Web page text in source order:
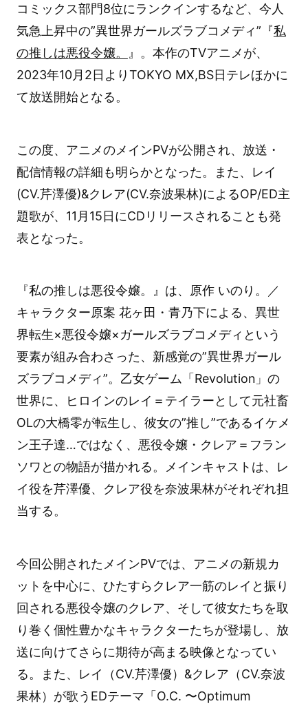
コミックス部門8位にランクインするなど、今人
気急上昇中の”異世界ガールズラブコメディ”『私
の推しは悪役令嬢。
』。本作のTVアニメが、
2023年10月2日よりTOKYO MX,BS日テレほかに
て放送開始となる。
この度、アニメのメインPVが公開され、放送・
配信情報の詳細も明らかとなった。また、レイ
(CV.芹澤優)&クレア(CV.奈波果林)によるOP/ED主
題歌が、11月15日にCDリリースされることも発
表となった。
『私の推しは悪役令嬢。』は、原作 いのり。／
キャラクター原案 花ヶ田・青乃下による、異世
界転生×悪役令嬢×ガールズラブコメディという
要素が組み合わさった、新感覚の”異世界ガール
ズラブコメディ”。乙女ゲーム「Revolution」の
世界に、ヒロインのレイ＝テイラーとして元社畜
OLの大橋零が転生し、彼女の”推し”であるイケメ
ン王子達…ではなく、悪役令嬢・クレア＝フラン
ソワとの物語が描かれる。メインキャストは、レ
イ役を芹澤優、クレア役を奈波果林がそれぞれ担
当する。
今回公開されたメインPVでは、アニメの新規カ
ットを中心に、ひたすらクレア一筋のレイと振り
回される悪役令嬢のクレア、そして彼女たちを取
り巻く個性豊かなキャラクターたちが登場し、放
送に向けてさらに期待が高まる映像となってい
る。また、レイ（CV.芹澤優）&クレア（CV.奈波
果林）が歌うEDテーマ「O.C. 〜Optimum